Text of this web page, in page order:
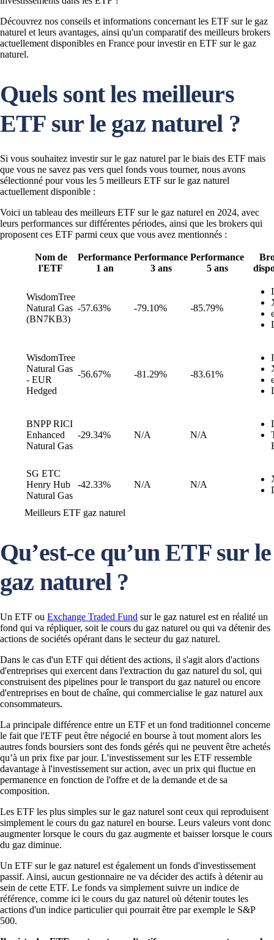
Découvrez nos conseils et informations concernant les ETF sur le gaz
naturel et leurs avantages, ainsi qu'un comparatif des meilleurs brokers
actuellement disponibles en France pour investir en ETF sur le gaz
naturel.
Quels sont les meilleurs
ETF sur le gaz naturel ?
Si vous souhaitez investir sur le gaz naturel par le biais des ETF mais
que vous ne savez pas vers quel fonds vous tourner, nous avons
sélectionné pour vous les 5 meilleurs ETF sur le gaz naturel
actuellement disponible :
Voici un tableau des meilleurs ETF sur le gaz naturel en 2024, avec
leurs performances sur différentes périodes, ainsi que les brokers qui
proposent ces ETF parmi ceux que vous avez mentionnés :
Nom de
l'ETF
Performance
1 an
Performance
3 ans
Performance
5 ans
WisdomTree
Natural Gas
(BN7KB3)
-57.63% -79.10% -85.79%
WisdomTree
Natural Gas
- EUR
Hedged
-56.67% -81.29% -83.61%
BNPP RICI
Enhanced
Natural Gas
-29.34% N/A N/A
SG ETC
Henry Hub
Natural Gas
-42.33% N/A N/A
Meilleurs ETF gaz naturel
Qu’est-ce qu’un ETF sur le
gaz naturel ?
Un ETF ou Exchange Traded Fund sur le gaz naturel est en réalité un
fond qui va répliquer, soit le cours du gaz naturel ou qui va détenir des
actions de sociétés opérant dans le secteur du gaz naturel.
Dans le cas d'un ETF qui détient des actions, il s'agit alors d'actions
d'entreprises qui exercent dans l'extraction du gaz naturel du sol, qui
construisent des pipelines pour le transport du gaz naturel ou encore
d'entreprises en bout de chaîne, qui commercialise le gaz naturel aux
consommateurs.
La principale différence entre un ETF et un fond traditionnel concerne
le fait que l'ETF peut être négocié en bourse à tout moment alors les
autres fonds boursiers sont des fonds gérés qui ne peuvent être achetés
qu’à un prix fixe par jour. L'investissement sur les ETF ressemble
davantage à l'investissement sur action, avec un prix qui fluctue en
permanence en fonction de l'offre et de la demande et de sa
composition.
Les ETF les plus simples sur le gaz naturel sont ceux qui reproduisent
simplement le cours du gaz naturel en bourse. Leurs valeurs vont donc
augmenter lorsque le cours du gaz augmente et baisser lorsque le cours
du gaz diminue.
Un ETF sur le gaz naturel est également un fonds d'investissement
passif. Ainsi, aucun gestionnaire ne va décider des actifs à détenir au
sein de cette ETF. Le fonds va simplement suivre un indice de
référence, comme ici le cours du gaz naturel où détenir toutes les
actions d'un indice particulier qui pourrait être par exemple le S&P
500.